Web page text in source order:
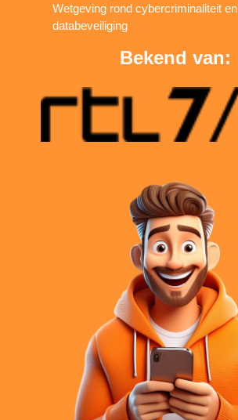
Wetgeving rond cybercriminaliteit en
databeveiliging
Bekend van: